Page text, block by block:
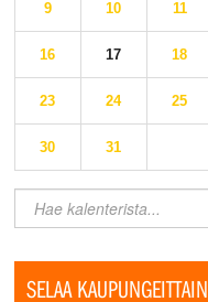
9 10 11
16 17 18
23 24 25
30 31
SELAA KAUPUNGEITTAIN